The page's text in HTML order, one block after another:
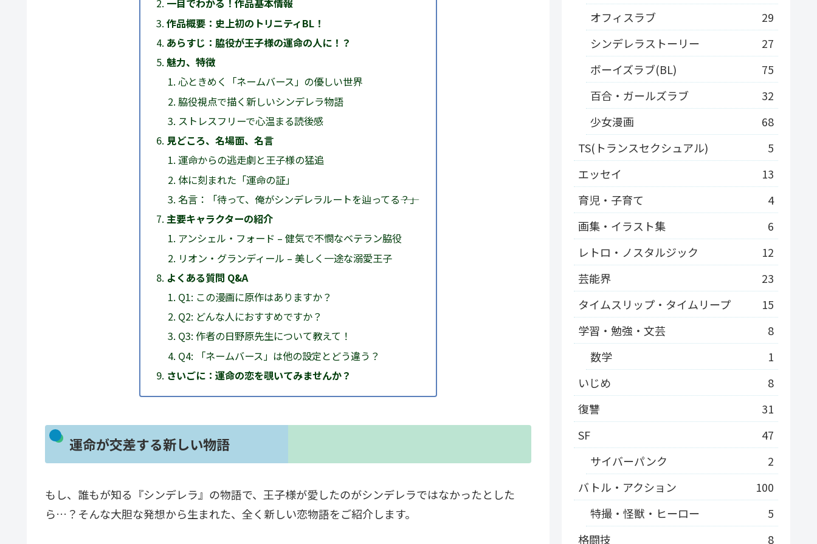
一目でわかる！作品基本情報
作品概要：史上初のトリニティBL！
あらすじ：脇役が王子様の運命の人に！？
魅力、特徴
心ときめく「ネームバース」の優しい世界
脇役視点で描く新しいシンデレラ物語
ストレスフリーで心温まる読後感
見どころ、名場面、名言
運命からの逃走劇と王子様の猛追
体に刻まれた「運命の証」
名言：「待って、俺がシンデレラルートを辿ってる――？」
主要キャラクターの紹介
アンシェル・フォード – 健気で不憫なベテラン脇役
リオン・グランディール – 美しく一途な溺愛王子
よくある質問 Q&A
Q1: この漫画に原作はありますか？
Q2: どんな人におすすめですか？
Q3: 作者の日野原先生について教えて！
Q4: 「ネームバース」は他の設定とどう違う？
さいごに：運命の恋を覗いてみませんか？
運命が交差する新しい物語
もし、誰もが知る『シンデレラ』の物語で、王子様が愛したのがシンデレラではなかったとした
ら…？そんな大胆な発想から生まれた、全く新しい恋物語をご紹介します。
オフィスラブ
29
シンデレラストーリー
27
ボーイズラブ(BL)
75
百合・ガールズラブ
32
少女漫画
68
TS(トランスセクシュアル)
5
エッセイ
13
育児・子育て
4
画集・イラスト集
6
レトロ・ノスタルジック
12
芸能界
23
タイムスリップ・タイムリープ
15
学習・勉強・文芸
8
数学
1
いじめ
8
復讐
31
SF
47
サイバーパンク
2
バトル・アクション
100
特撮・怪獣・ヒーロー
5
格闘技
8